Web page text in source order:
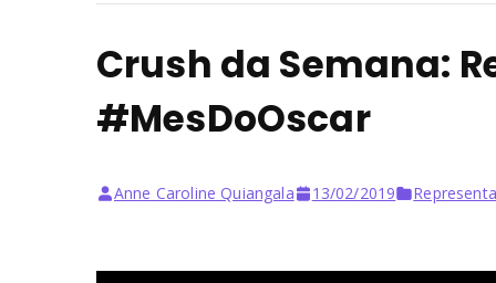
Crush da Semana:
#MesDoOscar
Anne Caroline Quiangala 13/02/2019